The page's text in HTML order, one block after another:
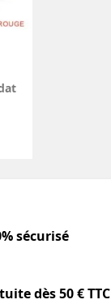
sécurisé
dès 50 € TTC